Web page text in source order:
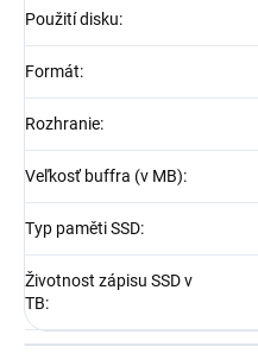
Použití disku:
Formát:
Rozhranie:
Veľkosť buffra (v MB):
Typ paměti SSD:
Životnost zápisu SSD v
TB: